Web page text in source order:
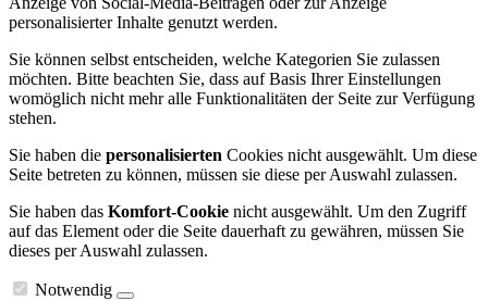
personalisierter Inhalte genutzt werden.
Sie können selbst entscheiden, welche Kategorien Sie zulassen
möchten. Bitte beachten Sie, dass auf Basis Ihrer Einstellungen
womöglich nicht mehr alle Funktionalitäten der Seite zur Verfügung
stehen.
Sie haben die personalisierten Cookies nicht ausgewählt. Um diese
Seite betreten zu können, müssen sie diese per Auswahl zulassen.
Sie haben das Komfort-Cookie nicht ausgewählt. Um den Zugriff
auf das Element oder die Seite dauerhaft zu gewähren, müssen Sie
dieses per Auswahl zulassen.
Notwendig